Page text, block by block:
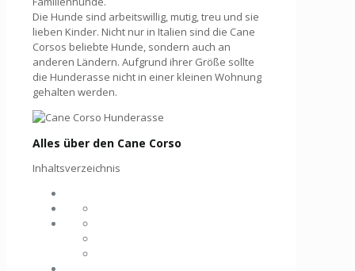
Die Hunde sind arbeitswillig, mutig, treu und sie
lieben Kinder. Nicht nur in Italien sind die Cane
Corsos beliebte Hunde, sondern auch an
anderen Ländern. Aufgrund ihrer Größe sollte
die Hunderasse nicht in einer kleinen Wohnung
gehalten werden.
Alles über den Cane Corso
Inhaltsverzeichnis